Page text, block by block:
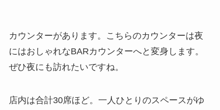
カウンターがあります。こちらのカウンターは夜
にはおしゃれなBARカウンターへと変身します。
ぜひ夜にも訪れたいですね。
店内は合計30席ほど。一人ひとりのスペースがゆ